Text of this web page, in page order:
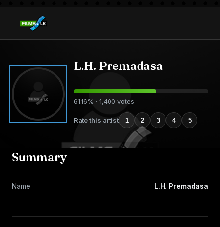
L.H. Premadasa
61.16% · 1,400 votes
Rate this artist 1 2 3 4 5
Summary
Name L.H. Premadasa